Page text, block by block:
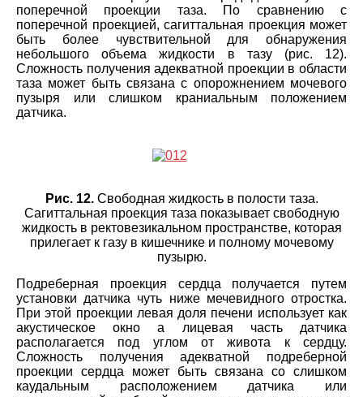
поперечной проекции таза. По сравнению с
поперечной проекцией, сагиттальная проекция может
быть более чувствительной для обнаружения
небольшого объема жидкости в тазу (рис. 12).
Сложность получения адекватной проекции в области
таза может быть связана с опорожнением мочевого
пузыря или слишком краниальным положением
датчика.
Рис. 12.Свободная жидкость в полости таза.
Сагиттальная проекция таза показывает свободную
жидкость в ректовезикальном пространстве, которая
прилегает к газу в кишечнике и полному мочевому
пузырю.
Подреберная проекция сердца получается путем
установки датчика чуть ниже мечевидного отростка.
При этой проекции левая доля печени использует как
акустическое окно а лицевая часть датчика
располагается под углом от живота к сердцу.
Сложность получения адекватной подреберной
проекции сердца может быть связана со слишком
каудальным расположением датчика или